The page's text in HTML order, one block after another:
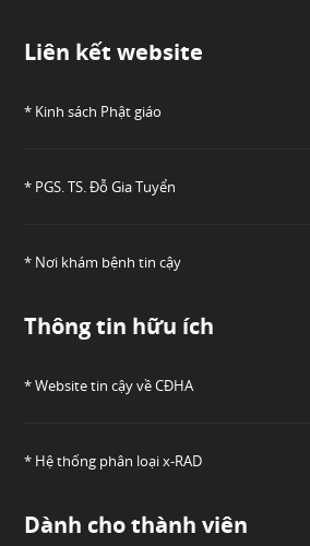
Liên kết website
* Kinh sách Phật giáo
* PGS. TS. Đỗ Gia Tuyển
* Nơi khám bệnh tin cậy
Thông tin hữu ích
* Website tin cậy về CĐHA
* Hệ thống phân loại x-RAD
Dành cho thành viên